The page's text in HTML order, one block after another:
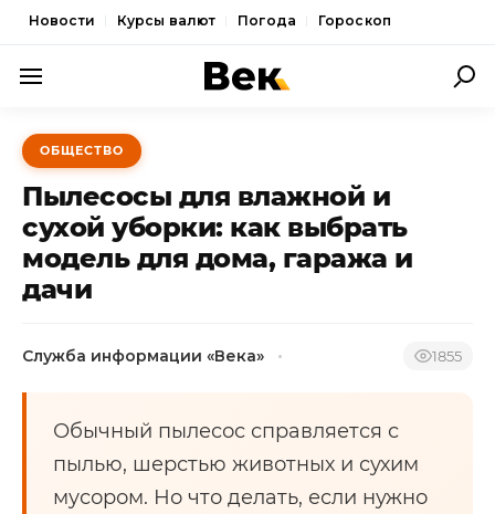
Новости Курсы валют Погода Гороскоп
ПОЛИТИКА
ЭКОНОМИКА
ОБЩЕСТВО
СПОРТ
КУЛЬТУРА
НОВОСТИ
ОБЩЕСТВО
Пылесосы для влажной и
сухой уборки: как выбрать
модель для дома, гаража и
дачи
Служба информации «Века» 1855
Обычный пылесос справляется с
пылью, шерстью животных и сухим
мусором. Но что делать, если нужно